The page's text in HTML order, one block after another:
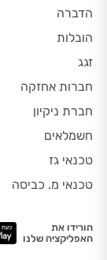
הדברה
הובלות
זגג
חברות אחזקה
חברת ניקיון
חשמלאים
טכנאי גז
טכנאי מ. כביסה
הורידו את
האפליקציה שלנו